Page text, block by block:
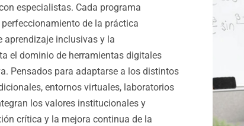
especialistas. Cada programa
de la práctica
aprendizaje inclusivas y la
el dominio de herramientas digitales
Pensados para adaptarse a los distintos
entornos virtuales, laboratorios
los valores institucionales y
crítica y la mejora continua de la